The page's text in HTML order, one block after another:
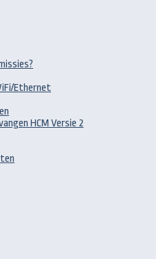
Ethernet
HCM Versie 2